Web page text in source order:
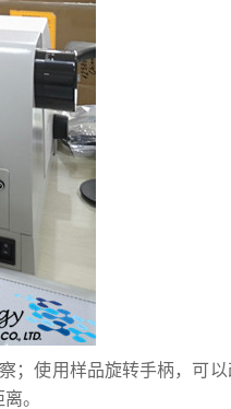
；使用样品旋转手柄，可
。